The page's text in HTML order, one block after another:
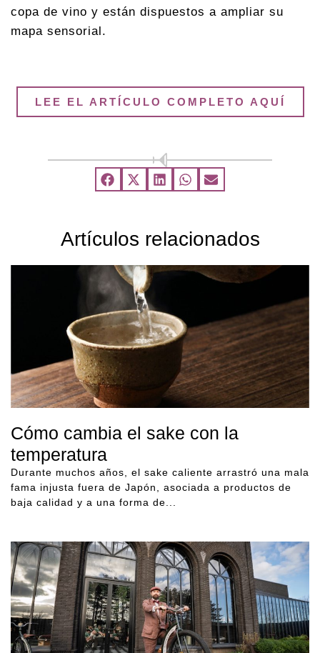
copa de vino y están dispuestos a ampliar su
mapa sensorial.
LEE EL ARTÍCULO COMPLETO AQUÍ
Artículos relacionados
Cómo cambia el sake con la
temperatura
Durante muchos años, el sake caliente arrastró una mala
fama injusta fuera de Japón, asociada a productos de
baja calidad y a una forma de...